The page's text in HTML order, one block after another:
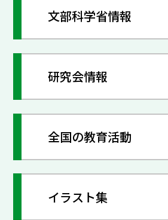
文部科学省情報
研究会情報
全国の教育活動
イラスト集